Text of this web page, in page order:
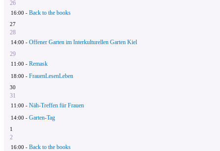
26
16:00 - Back to the books
27
28
14:00 - Offener Garten im Interkulturellen Garten Kiel
29
11:00 - Remask
18:00 - FrauenLesenLeben
30
31
11:00 - Näh-Treffen für Frauen
14:00 - Garten-Tag
1
2
16:00 - Back to the books